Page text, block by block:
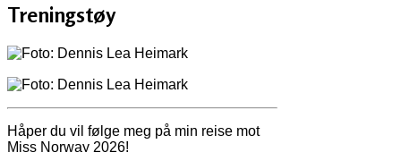
Treningstøy
Håper du vil følge meg på min reise mot
Miss Norway 2026!